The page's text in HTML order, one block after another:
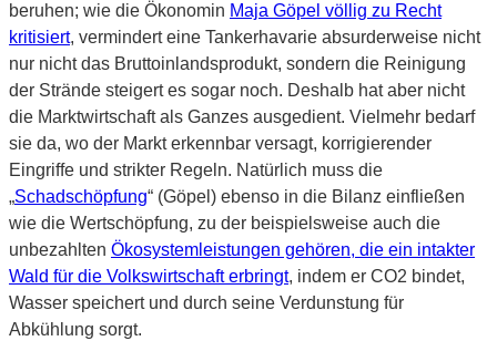
beruhen; wie die Ökonomin Maja Göpel völlig zu Recht
kritisiert, vermindert eine Tankerhavarie absurderweise nicht
nur nicht das Bruttoinlandsprodukt, sondern die Reinigung
der Strände steigert es sogar noch. Deshalb hat aber nicht
die Marktwirtschaft als Ganzes ausgedient. Vielmehr bedarf
sie da, wo der Markt erkennbar versagt, korrigierender
Eingriffe und strikter Regeln. Natürlich muss die
„Schadschöpfung“ (Göpel) ebenso in die Bilanz einfließen
wie die Wertschöpfung, zu der beispielsweise auch die
unbezahlten Ökosystemleistungen gehören, die ein intakter
Wald für die Volkswirtschaft erbringt, indem er CO2 bindet,
Wasser speichert und durch seine Verdunstung für
Abkühlung sorgt.